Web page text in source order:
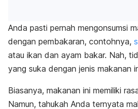
Anda pasti pernah mengonsumsi
dengan pembakaran, contohnya,
atau ikan dan ayam bakar. Nah,
yang suka dengan jenis makanan
Biasanya, makanan ini memiliki
Namun, tahukah Anda ternyata